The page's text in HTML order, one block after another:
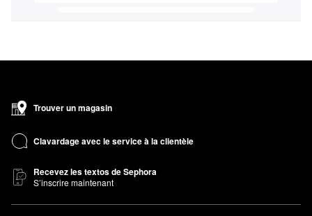
Trouver un magasin
Clavardage avec le service à la clientèle
Recevez les textos de Sephora
S’inscrire maintenant